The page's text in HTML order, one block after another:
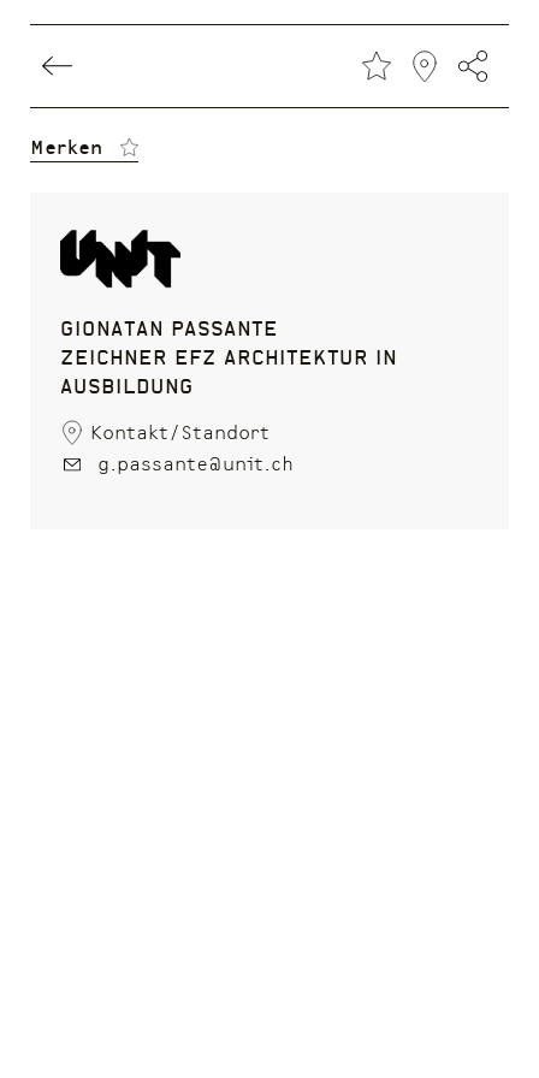
Direkt
Merken
Gionatan Passante
Zeichner EFZ Architektur in
Ausbildung
Kontakt/Standort
g.passante@unit.ch